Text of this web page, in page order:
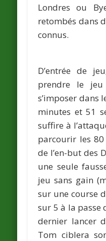
Londres ou
retombés dans
connus.
D’entrée de
prendre le
s’imposer dans
minutes et 51
suffire à
parcourir les
de l’en-but des
une seule
jeu sans gain
sur une course
sur 5 à la passe
dernier lancer
Tom ciblera